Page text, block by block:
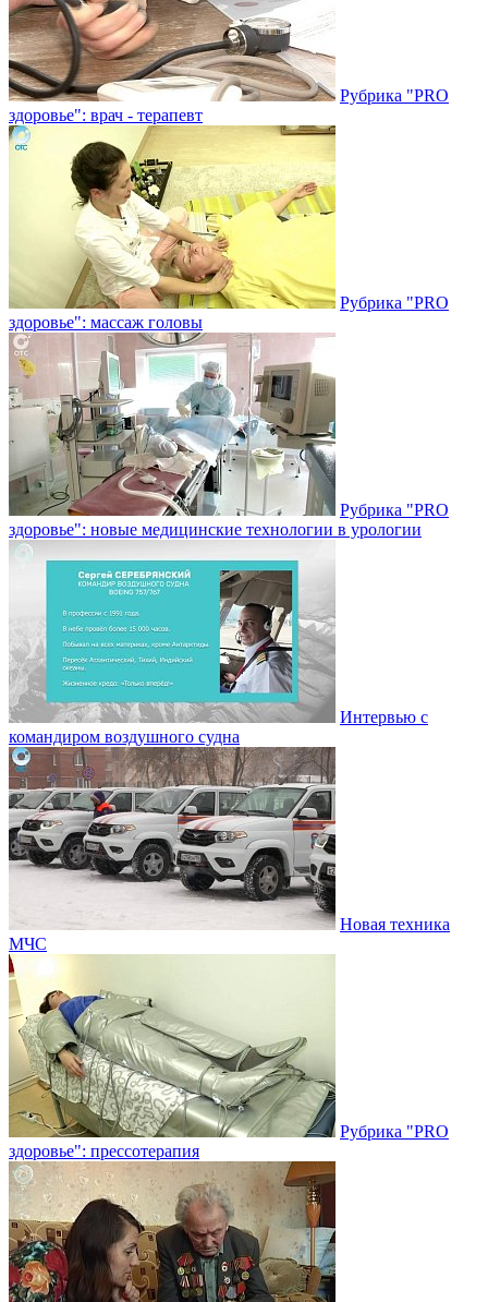
Рубрика "PRO
здоровье": врач - терапевт
Рубрика "PRO
здоровье": массаж головы
Рубрика "PRO
здоровье": новые медицинские технологии в урологии
Интервью с
командиром воздушного судна
Новая техника
МЧС
Рубрика "PRO
здоровье": прессотерапия